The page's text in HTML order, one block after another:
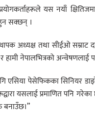
यस नयाँ
सक्छन् ।
अध्यक्ष तथा सीईओ सम्राट
नेपालभित्रको अन्वेषणलाई
एसिया पेसेफिकका सिनियर
यसलाई प्रमाणित पनि